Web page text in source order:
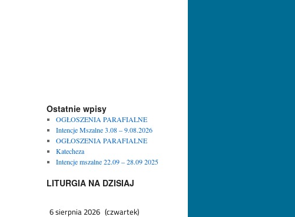
Ostatnie wpisy
OGŁOSZENIA PARAFIALNE
Intencje Mszalne 3.08 – 9.08.2026
OGŁOSZENIA PARAFIALNE
Katecheza
Intencje mszalne 22.09 – 28.09 2025
LITURGIA NA DZISIAJ